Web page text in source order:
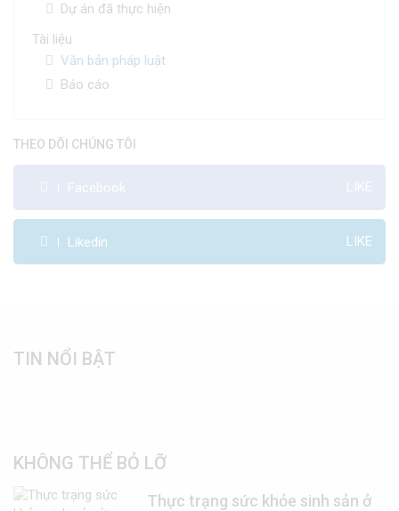
Dự án đã thực hiện
Tài liệu
Văn bản pháp luật
Báo cáo
THEO DÕI CHÚNG TÔI
Facebook LIKE
Likedin LIKE
TIN NỔI BẬT
KHÔNG THỂ BỎ LỠ
Thực trạng sức khỏe sinh sản ở